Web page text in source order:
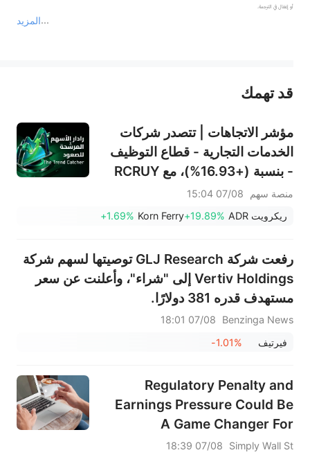
المزيد
أو إغفال في الترجمة.
عند الضرورة، يرجى استشارة مستشار استثمار محترف. لا تقدم منصة سهم أي مشورة استثمارية، ولا تقدم أي التزامات أو ضمانات.
قد تهمك
مؤشر الاتجاهات | تتصدر شركات
الخدمات التجارية - قطاع التوظيف
- بنسبة (+16.93%)، مع RCRUY
أسهم HALO وNET وFAST
اختراقات سعرية.
منصة سهم
07/08 15:04
ريكرويت ADR
+19.89%
Korn Ferry
+1.69%
رفعت شركة GLJ Research توصيتها لسهم شركة
Vertiv Holdings إلى "شراء"، وأعلنت عن سعر
مستهدف قدره 381 دولارًا.
Benzinga News
07/08 18:01
فيرتيف
-1.01%
Regulatory Penalty and
Earnings Pressure Could Be
A Game Changer For
Trip.com Group (TCOM)
Simply Wall St
07/08 18:39